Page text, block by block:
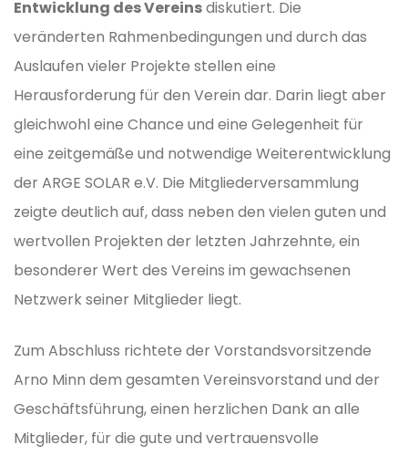
Entwicklung des Vereinsdiskutiert. Die
veränderten Rahmenbedingungen und durch das
Auslaufen vieler Projekte stellen eine
Herausforderung für den Verein dar. Darin liegt aber
gleichwohl eine Chance und eine Gelegenheit für
eine zeitgemäße und notwendige Weiterentwicklung
der ARGE SOLAR e.V. Die Mitgliederversammlung
zeigte deutlich auf, dass neben den vielen guten und
wertvollen Projekten der letzten Jahrzehnte, ein
besonderer Wert des Vereins im gewachsenen
Netzwerk seiner Mitglieder liegt.
Zum Abschluss richtete der Vorstandsvorsitzende
Arno Minn dem gesamten Vereinsvorstand und der
Geschäftsführung, einen herzlichen Dank an alle
Mitglieder, für die gute und vertrauensvolle